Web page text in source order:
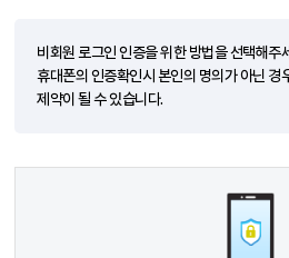
비회원 로그인 인증을 위한 방법을 선택해주
휴대폰의 인증확인시 본인의 명의가 아닌 경
제약이 될 수 있습니다.